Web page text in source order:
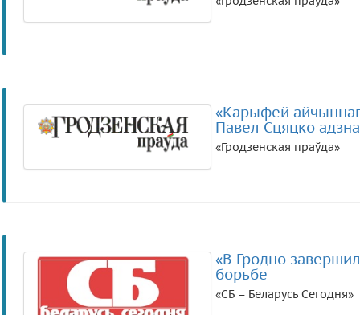
«Карыфей
Павел Сцяцко
«Гродзенская праўда»
«В Гродно
борьбе
«СБ – Беларусь Сегодня»